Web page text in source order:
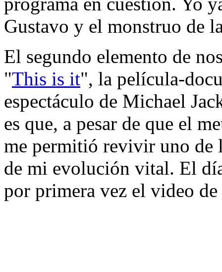
Gustavo y el monstruo de
El segundo elemento de
"This is it", la película-
espectáculo de Michael
es que, a pesar de que el
me permitió revivir uno de
de mi evolución vital. El
por primera vez el video